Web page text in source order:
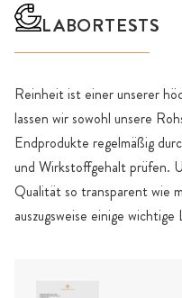
LABORTESTS
Reinheit ist einer unserer
lassen wir sowohl unsere
Endprodukte regelmäßig
und Wirkstoffgehalt prüfen.
Qualität so transparent wie
auszugsweise einige